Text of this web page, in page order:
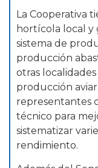
La Cooperativa
hortícola local y
sistema de
producción
otras
producción
representantes
técnico para
sistematizar
rendimiento.